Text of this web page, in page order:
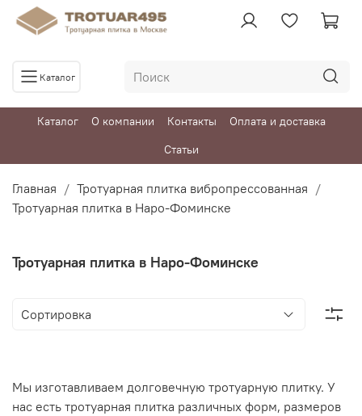
Каталог
Каталог О компании Контакты
Оплата и доставка
Статьи
Главная
Тротуарная плитка вибропрессованная
Тротуарная плитка в Наро-Фоминске
Тротуарная плитка в Наро-Фоминске
Мы изготавливаем долговечную тротуарную плитку. У
нас есть тротуарная плитка различных форм, размеров